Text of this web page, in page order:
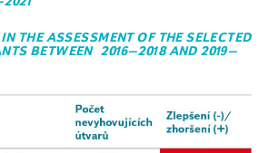
THE ASSESSMENT OF THE SELECTED
BETWEEN 2016–2018 AND 2019–